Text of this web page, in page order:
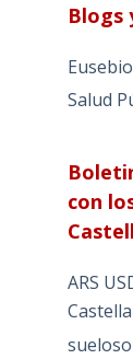
Blogs
Salud
con
ARS